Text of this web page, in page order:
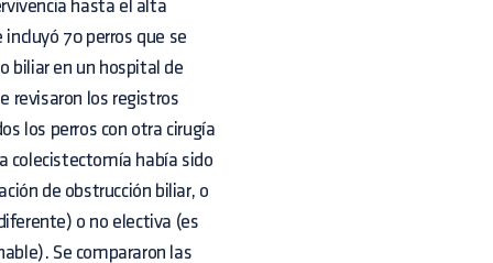
hasta el alta
70 perros que se
biliar en un hospital de
revisaron los registros
los perros con otra cirugía
colecistectomía había sido
de obstrucción biliar, o
o no electiva (es
Se compararon las